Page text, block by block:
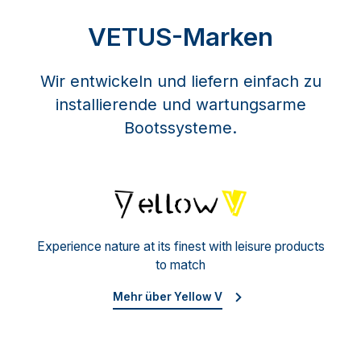
VETUS-Marken
Wir entwickeln und liefern einfach zu
installierende und wartungsarme
Bootssysteme.
Experience nature at its finest with leisure products
to match
Mehr über Yellow V